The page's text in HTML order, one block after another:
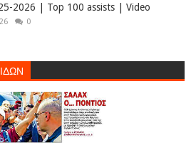
2026 | Top 100 assists | Video
0